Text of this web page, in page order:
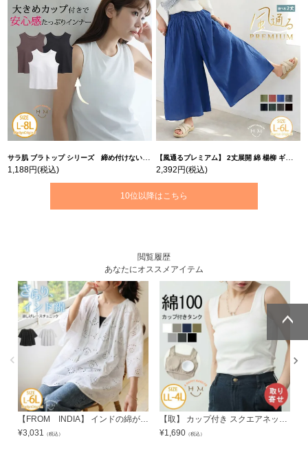
サラ肌 ブラトップ シリーズ 締め付けない リブ タンクトップ | 大きいサイズの通販ならハッピーマリリン
1,188円(税込)
【風通るプレミアム】 2丈展開 綿 楊柳 ギャザー フレア スカンツ 【ウェストゴム】 | 大きいサイズの通販ならハッピーマリリン
2,392円(税込)
10位以降はこちら
閲覧履歴
あなたにオススメアイテム
【FROM INDIA】 インドの綿が心地よい フレア袖 レース チュニック | 大きいサイズの通販ならハッピーマリリン
¥3,031 （税込）
【取】 カップ付き スクエアネック タンクトップ | 大きいサイズの通販ならハッピーマリリン
¥1,690 （税込）
ページトッ
プへ
ページトッ
プへ